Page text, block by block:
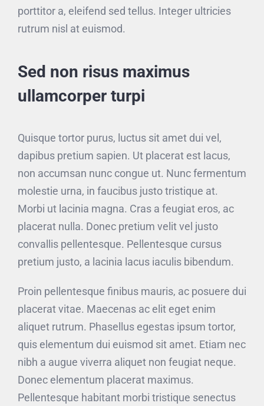
porttitor a, eleifend sed tellus. Integer ultricies
rutrum nisl at euismod.
Sed non risus maximus
ullamcorper turpi
Quisque tortor purus, luctus sit amet dui vel,
dapibus pretium sapien. Ut placerat est lacus,
non accumsan nunc congue ut. Nunc fermentum
molestie urna, in faucibus justo tristique at.
Morbi ut lacinia magna. Cras a feugiat eros, ac
placerat nulla. Donec pretium velit vel justo
convallis pellentesque. Pellentesque cursus
pretium justo, a lacinia lacus iaculis bibendum.
Proin pellentesque finibus mauris, ac posuere dui
placerat vitae. Maecenas ac elit eget enim
aliquet rutrum. Phasellus egestas ipsum tortor,
quis elementum dui euismod sit amet. Etiam nec
nibh a augue viverra aliquet non feugiat neque.
Donec elementum placerat maximus.
Pellentesque habitant morbi tristique senectus